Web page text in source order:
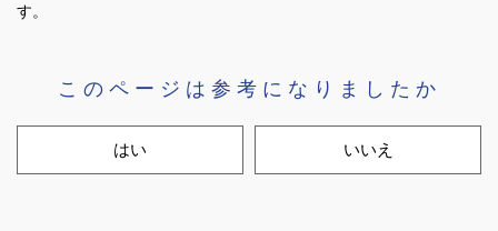
す。
このページは参考になりましたか
はい いいえ